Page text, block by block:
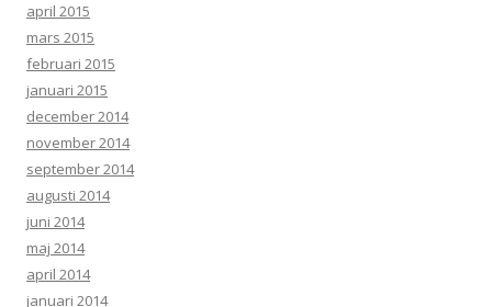
april 2015
mars 2015
februari 2015
januari 2015
december 2014
november 2014
september 2014
augusti 2014
juni 2014
maj 2014
april 2014
januari 2014